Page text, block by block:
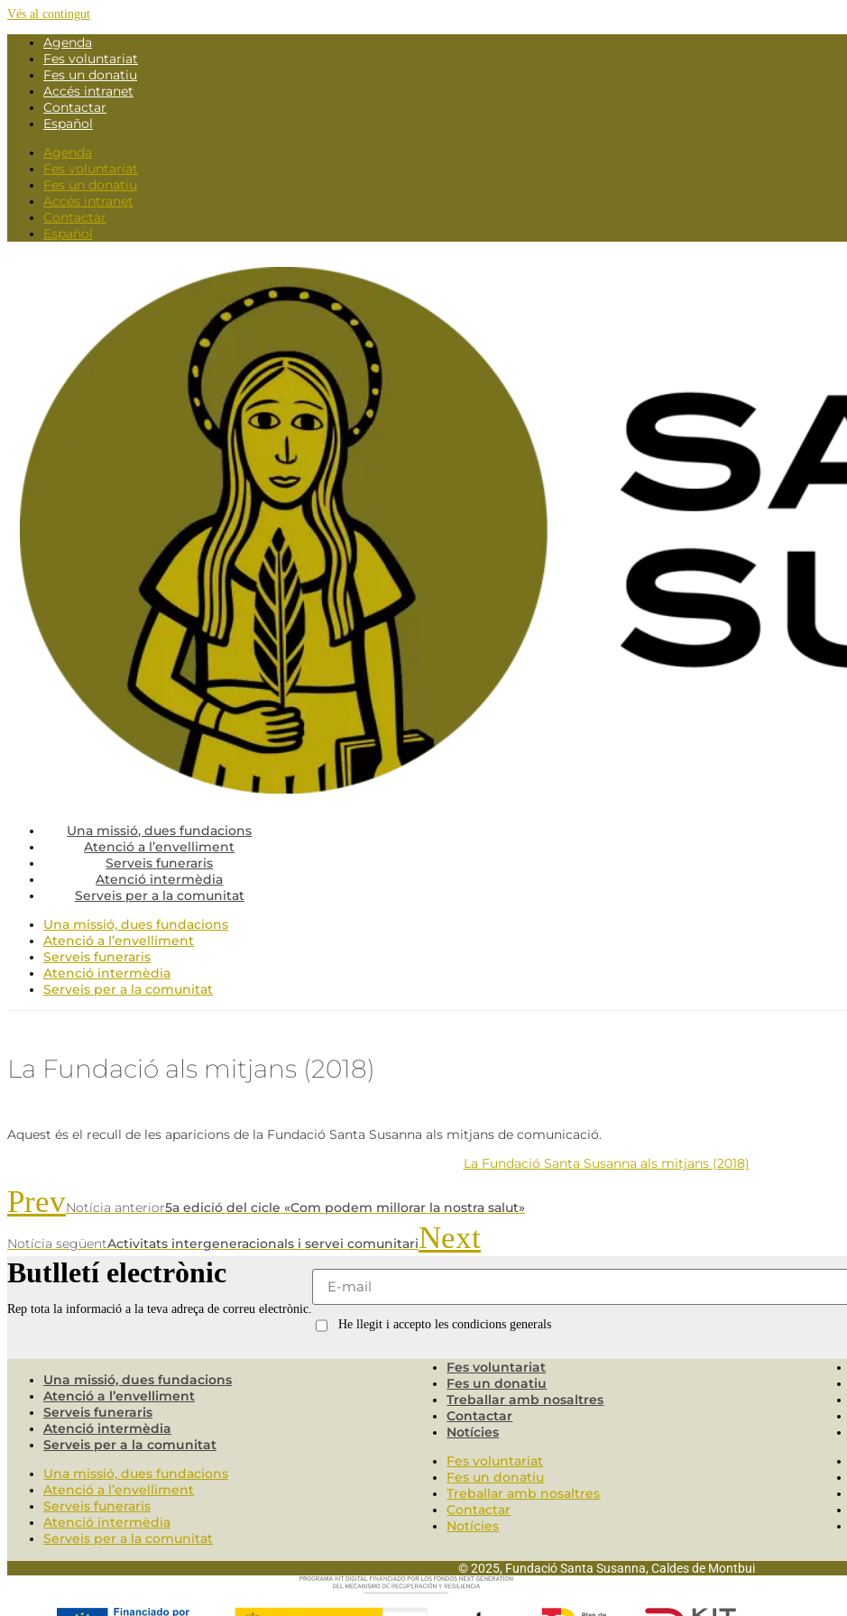
Vés al contingut
Agenda
Fes voluntariat
Fes un donatiu
Accés intranet
Contactar
Español
Agenda
Fes voluntariat
Fes un donatiu
Accés intranet
Contactar
Español
Una missió, dues fundacions
Atenció a l’envelliment
Serveis funeraris
Atenció intermèdia
Serveis per a la comunitat
Una missió, dues fundacions
Atenció a l’envelliment
Serveis funeraris
Atenció intermèdia
Serveis per a la comunitat
La Fundació als mitjans (2018)
Aquest és el recull de les aparicions de la Fundació Santa Susanna als mitjans de comunicació.
La Fundació Santa Susanna als mitjans (2018)
PrevNotícia anterior5a edició del cicle «Com podem millorar la nostra salut»
Notícia següentActivitats intergeneracionals i servei comunitariNext
Butlletí electrònic
Rep tota la informació a la teva adreça de correu electrònic.
He llegit i accepto les condicions generals
Una missió, dues fundacions
Atenció a l’envelliment
Serveis funeraris
Atenció intermèdia
Serveis per a la comunitat
Fes voluntariat
Fes un donatiu
Treballar amb nosaltres
Contactar
Notícies
Una missió, dues fundacions
Atenció a l’envelliment
Serveis funeraris
Atenció intermèdia
Serveis per a la comunitat
Fes voluntariat
Fes un donatiu
Treballar amb nosaltres
Contactar
Notícies
© 2025, Fundació Santa Susanna, Caldes de Montbui